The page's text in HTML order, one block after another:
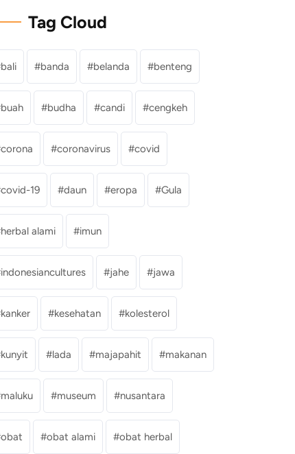
Tag Cloud
bali banda belanda benteng
buah budha candi cengkeh
corona coronavirus covid
covid-19 daun eropa Gula
herbal alami imun
indonesiancultures jahe jawa
kanker kesehatan kolesterol
kunyit lada majapahit makanan
maluku museum nusantara
obat obat alami obat herbal